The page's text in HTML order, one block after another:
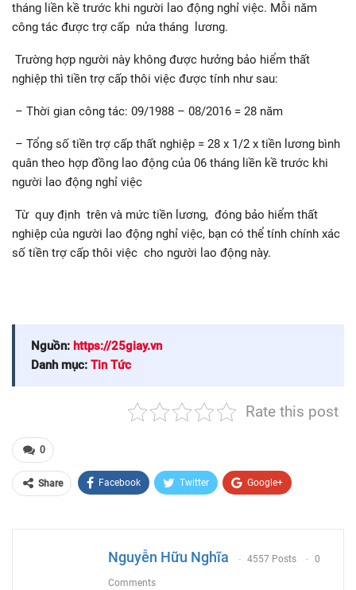
tháng liền kề trước khi người lao động nghỉ việc. Mỗi năm
công tác được trợ cấp nửa tháng lương.
Trường hợp người này không được hưởng bảo hiểm thất
nghiệp thì tiền trợ cấp thôi việc được tính như sau:
– Thời gian công tác: 09/1988 – 08/2016 = 28 năm
– Tổng số tiền trợ cấp thất nghiệp = 28 x 1/2 x tiền lương bình
quân theo hợp đồng lao động của 06 tháng liền kề trước khi
người lao động nghỉ việc
Từ quy định trên và mức tiền lương, đóng bảo hiểm thất
nghiệp của người lao động nghỉ việc, bạn có thể tính chính xác
số tiền trợ cấp thôi việc cho người lao động này.
Nguồn: https://25giay.vn
Danh mục: Tin Tức
Rate this post
0
Share Facebook Twitter Google+
Nguyễn Hữu Nghĩa 4557 Posts 0
Comments